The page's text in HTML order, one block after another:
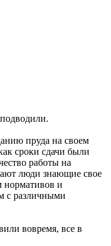
пруда на своем
сроки сдачи были
работы на
люди знающие свое
нормативов и
с различными
вовремя, все в